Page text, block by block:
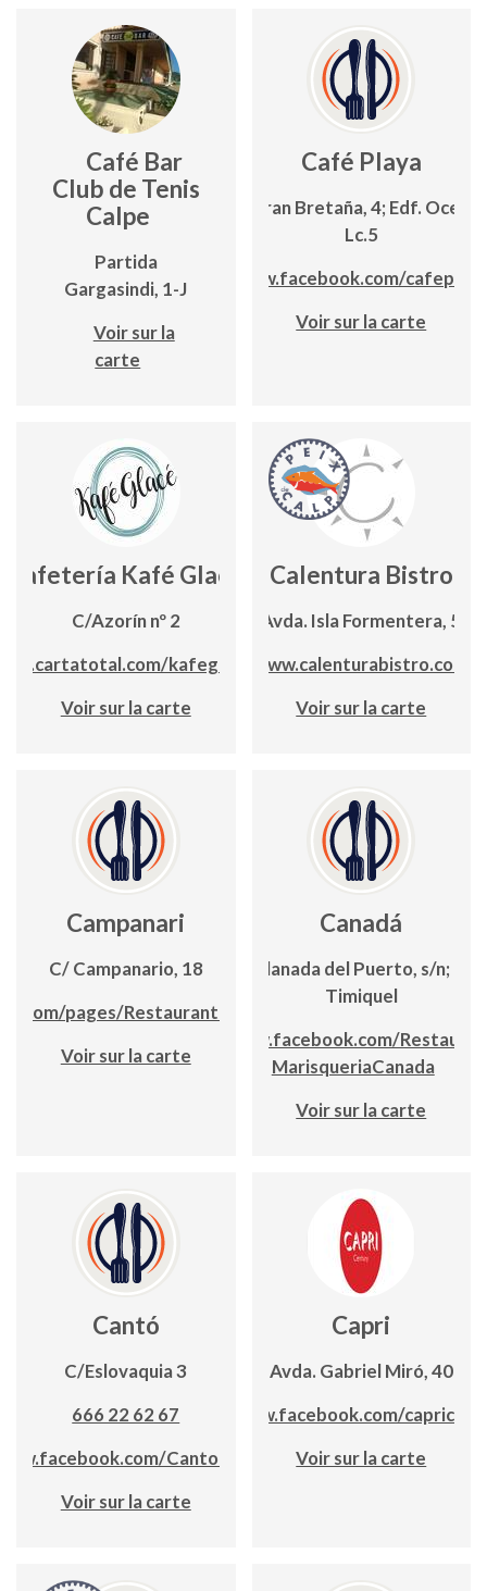
Café Bar
Club de Tenis
Calpe
Partida
Gargasindi, 1-J
Voir sur la
carte
Café Playa
C/ Gran Bretaña, 4; Edf.
Lc.5
www.facebook.com/
Voir sur la carte
Cafetería Kafé Glacé
C/Azorín nº 2
app.cartatotal.com/kafeglace
Voir sur la carte
Calentura Bistro
Avda. Isla Formentera, 5
www.calenturabistro.com
Voir sur la carte
Campanari
C/ Campanario, 18
pages/Restaurante%20Campanari
Voir sur la carte
Canadá
Explanada del Puerto, s/n; Edf.
Timiquel
www.facebook.com/
MarisqueriaCanada
Voir sur la carte
Cantó
C/Eslovaquia 3
666 22 62 67
CantoRestaurante
Voir sur la carte
Capri
Avda. Gabriel Miró, 40
www.facebook.com/
Voir sur la carte